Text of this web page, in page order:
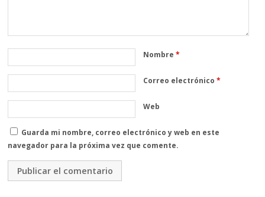
Nombre*
Correo electrónico*
Web
Guarda mi nombre, correo electrónico y web en este
navegador para la próxima vez que comente.